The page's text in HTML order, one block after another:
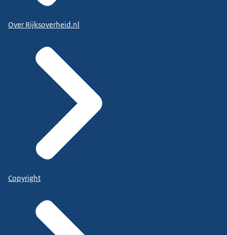
Over Rijksoverheid.nl
Copyright